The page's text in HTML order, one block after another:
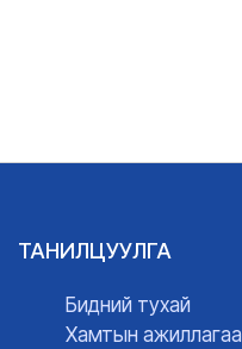
ТАНИЛЦУУЛГА
Бидний тухай
Хамтын ажиллагаа